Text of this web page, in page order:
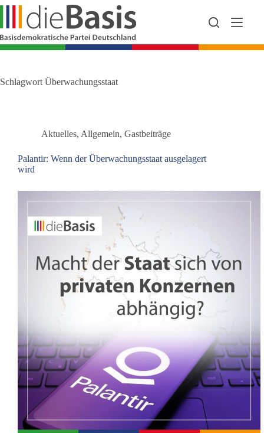
Zum
springen
Schlagwort Überwachungsstaat
Aktuelles, Allgemein, Gastbeiträge
Palantir: Wenn der Überwachungsstaat ausgelagert
wird